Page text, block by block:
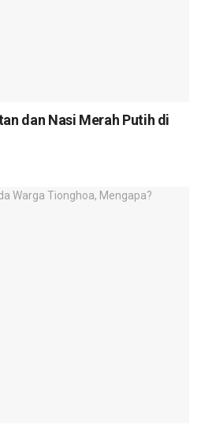
dan Nasi Merah Putih di